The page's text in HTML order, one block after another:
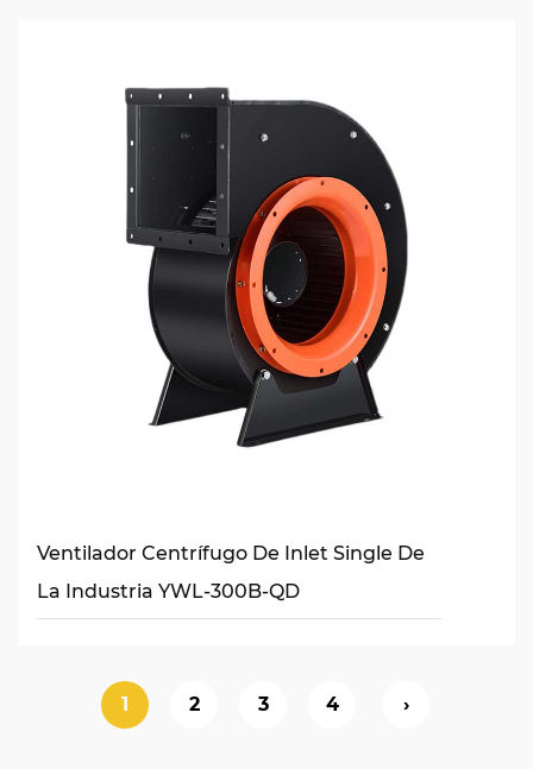
Ventilador Centrífugo De Inlet Single De
La Industria YWL-300B-QD
1 2 3 4 ›